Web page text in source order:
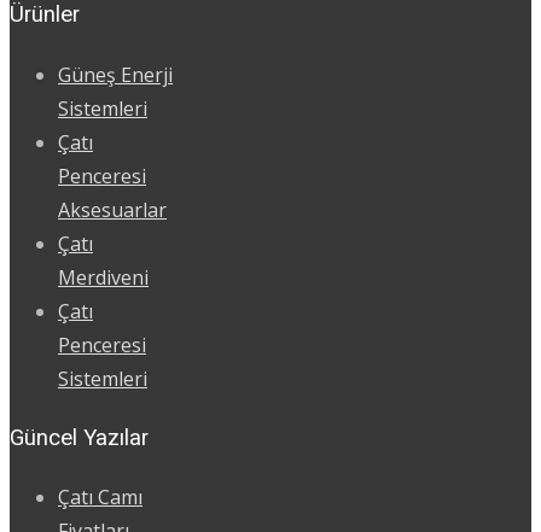
Ürünler
Güneş Enerji
Sistemleri
Çatı
Penceresi
Aksesuarlar
Çatı
Merdiveni
Çatı
Penceresi
Sistemleri
Güncel Yazılar
Çatı Camı